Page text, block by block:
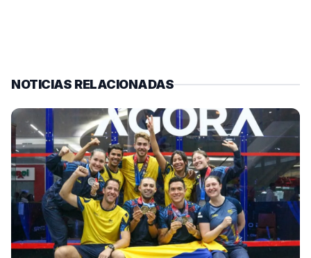
NOTICIAS RELACIONADAS